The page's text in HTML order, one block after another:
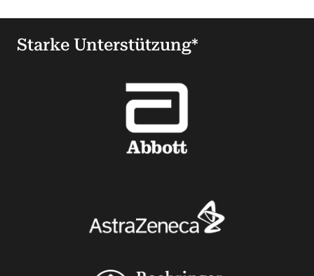
Starke Unterstützung*